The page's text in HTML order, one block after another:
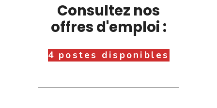
Consultez nos
offres d'emploi :
4 postes disponibles